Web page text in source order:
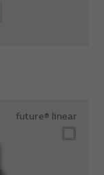
future® linear